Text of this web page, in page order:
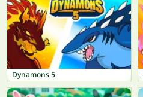
Dynamons 5